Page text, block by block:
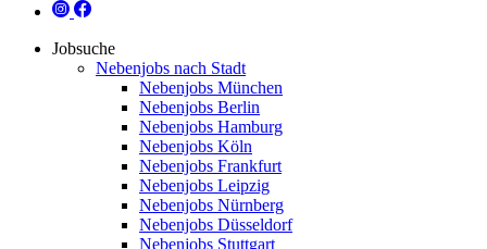
Jobsuche
Nebenjobs nach Stadt
Nebenjobs München
Nebenjobs Berlin
Nebenjobs Hamburg
Nebenjobs Köln
Nebenjobs Frankfurt
Nebenjobs Leipzig
Nebenjobs Nürnberg
Nebenjobs Düsseldorf
Nebenjobs Stuttgart